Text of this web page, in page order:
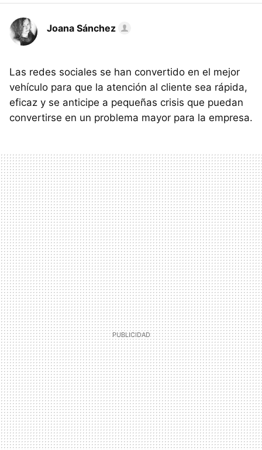
Joana Sánchez
Las redes sociales se han convertido en el mejor
vehículo para que la atención al cliente sea rápida,
eficaz y se anticipe a pequeñas crisis que puedan
convertirse en un problema mayor para la empresa.